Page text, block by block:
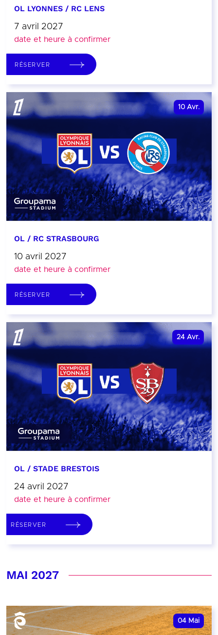
OL LYONNES / RC LENS
7 avril 2027
date et heure à confirmer
RÉSERVER
10 Avr.
OL / RC STRASBOURG
10 avril 2027
date et heure à confirmer
RÉSERVER
24 Avr.
OL / STADE BRESTOIS
24 avril 2027
date et heure à confirmer
RÉSERVER
MAI 2027
04 Mai